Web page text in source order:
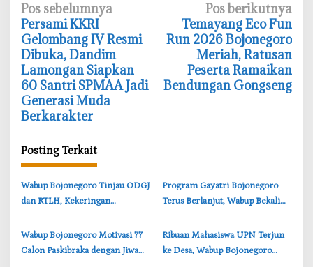
N
a
v
i
g
a
i
p
o
s
Pos sebelumnya
‎Persami KKRI
Gelombang IV Resmi
Dibuka, Dandim
Lamongan Siapkan
60 Santri SPMAA Jadi
Generasi Muda
Berkarakter
Pos berikutnya
‎Temayang Eco Fun
Run 2026 Bojonegoro
Meriah, Ratusan
Peserta Ramaikan
Bendungan Gongseng
Posting Terkait
‎Wabup Bojonegoro Tinjau ODGJ
dan RTLH, Kekeringan
Pemkab
‎Program Gayatri Bojonegoro
Terus Berlanjut, Wabup Bekali
‎Wabup Bojonegoro Motivasi 77
Calon Paskibraka dengan Jiwa
‎Ribuan Mahasiswa UPN Terjun
ke Desa, Wabup Bojonegoro